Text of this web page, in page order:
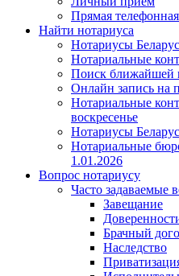
Прямая
Найти нотариуса
Нотариусы
Нотариальные
Поиск ближайшей
Онлайн запись на
Нотариальные
воскресенье
Нотариусы
Нотариальные
1.01.2026
Вопрос нотариусу
Часто задаваемые
Завещание
Брачный
Наследство